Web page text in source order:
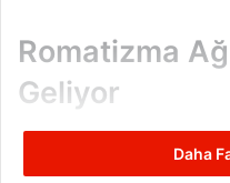
Romatizma
Geliyor
kireçlenmeye de çok iyi
Daha